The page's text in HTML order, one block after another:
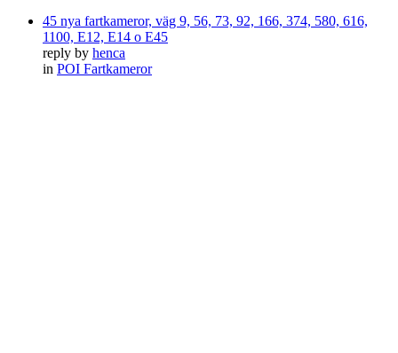
45 nya fartkameror, väg 9, 56, 73, 92, 166, 374, 580, 616,
1100, E12, E14 o E45
reply by henca
in POI Fartkameror